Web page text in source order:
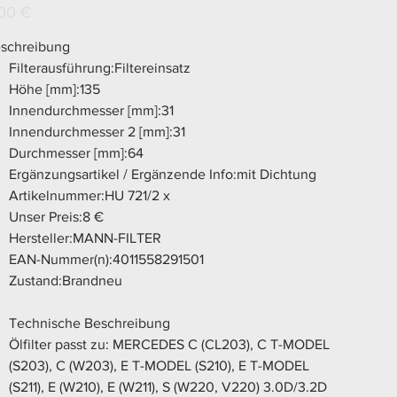
Filterausführung:Filtereinsatz
Höhe [mm]:135
Innendurchmesser [mm]:31
Innendurchmesser 2 [mm]:31
Durchmesser [mm]:64
Ergänzungsartikel / Ergänzende Info:mit Dichtung
Artikelnummer:HU 721/2 x
Unser Preis:8 €
Hersteller:MANN-FILTER
EAN-Nummer(n):4011558291501
Zustand:Brandneu
Technische Beschreibung
Ölfilter passt zu: MERCEDES C (CL203), C T-MODEL
(S203), C (W203), E T-MODEL (S210), E T-MODEL
(S211), E (W210), E (W211), S (W220, V220) 3.0D/3.2D